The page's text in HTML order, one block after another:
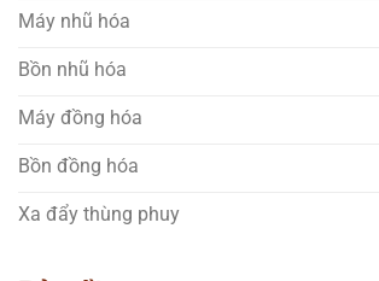
Máy nhũ hóa
Bồn nhũ hóa
Máy đồng hóa
Bồn đồng hóa
Xa đẩy thùng phuy